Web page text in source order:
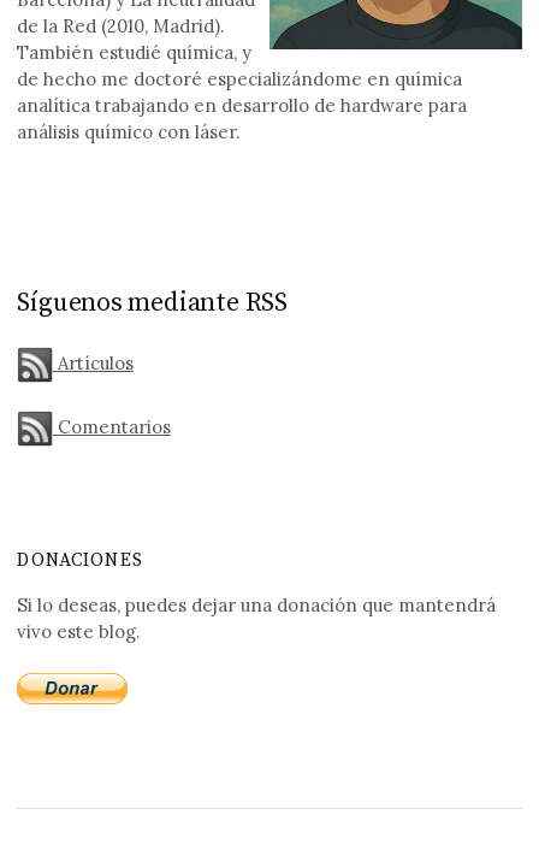
de la Red (2010, Madrid).
También estudié química, y
de hecho me doctoré especializándome en química
analítica trabajando en desarrollo de hardware para
análisis químico con láser.
Síguenos mediante RSS
Artículos
Comentarios
DONACIONES
Si lo deseas, puedes dejar una donación que mantendrá
vivo este blog.